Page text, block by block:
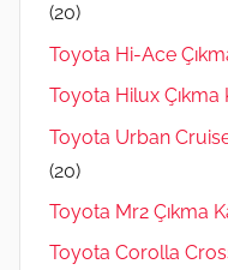
(20)
Toyota Hi-Ace
Toyota Hilux
Toyota Urban
(20)
Toyota Mr2 Çıkma
Toyota Corolla